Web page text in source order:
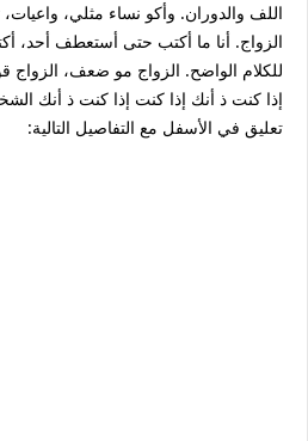
اللف والدوران. وأكو نساء مثلي،
الزواج. أنا ما أكتب حتى أستعطف أحد،
للكلام الواضح. الزواج مو ضعف،
إذا كنت ذ أنك إذا كنت إذا كنت ذ أنك
تعليق في الأسفل مع التفاصيل التالية: